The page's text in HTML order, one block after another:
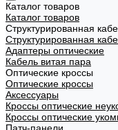
Каталог товаров
Каталог товаров
Структурированная
Структурированная
Адаптеры оптические
Кабель витая пара
Оптические кроссы
Оптические кроссы
Аксессуары
Кроссы оптические
Кроссы оптические